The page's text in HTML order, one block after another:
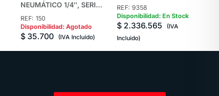
NEUMÁTICO 1/4″, SERIE
B1 ROSCA 1/4″ NPT
HEMBRA COIL HOSE
REF: 150
Disponibilidad: Agotado
$ 35.700 (IVA Incluido)
REF: 9358
Disponibilidad: En Stock
$ 2.336.565
(IVA
Incluido)